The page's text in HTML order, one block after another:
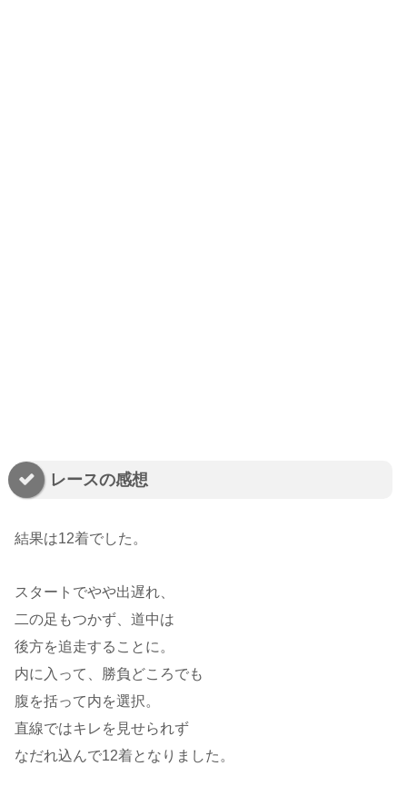
レースの感想
結果は12着でした。
スタートでやや出遅れ、
二の足もつかず、道中は
後方を追走することに。
内に入って、勝負どころでも
腹を括って内を選択。
直線ではキレを見せられず
なだれ込んで12着となりました。